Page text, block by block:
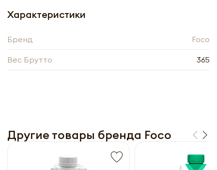
Характеристики
Бренд Foco
Вес Брутто 365
Другие товары бренда Foco
Получить оптовый
Обязательны к заполнению